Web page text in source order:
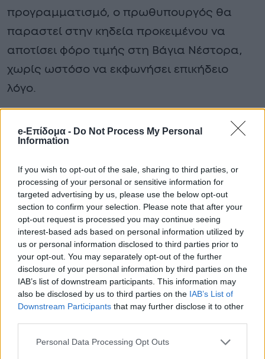
e-Επίδομα - Do Not Process My Personal
Information
If you wish to opt-out of the sale, sharing to third parties, or
processing of your personal or sensitive information for
targeted advertising by us, please use the below opt-out
section to confirm your selection. Please note that after your
opt-out request is processed you may continue seeing
interest-based ads based on personal information utilized by
us or personal information disclosed to third parties prior to
your opt-out. You may separately opt-out of the further
disclosure of your personal information by third parties on the
IAB’s list of downstream participants. This information may
also be disclosed by us to third parties on the IAB’s List of
Downstream Participants that may further disclose it to other
Personal Data Processing Opt Outs
προγραμματισμό, ο πρωθυπουργός θα
παραστεί στην κηδεία προκειμένου να
αποτίσει φόρο τιμής στη Βάγια Νέστορα,
χωρίς ωστόσο να εκφωνήσει επικήδειο
λόγο.
Αντιτρομοκρατικής Υπηρεσίας συνεχίζονται
επιχειρούν να χαρτογραφήσουν κάθε πτυχή
της υπόθεσης και να φτάσουν στα ίχνη των
δραστών.
Στο επίκεντρο της έρευνας βρίσκεται
βιντεοληπτικό υλικό από κάμερες
ασφαλείας, ψηφιακά δεδομένα, στοιχεία
από τις τηλεπικοινωνίες, αλλά και κάθε